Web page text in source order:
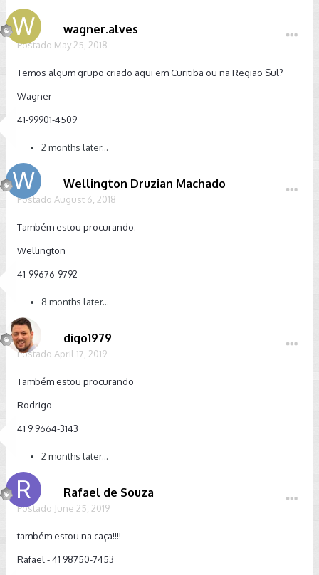
wagner.alves
Postado May 25, 2018
Temos algum grupo criado aqui em Curitiba ou na Região Sul?
Wagner
41-99901-4509
2 months later...
Wellington Druzian Machado
Postado August 6, 2018
Também estou procurando.
Wellington
41-99676-9792
8 months later...
digo1979
Postado April 17, 2019
Também estou procurando
Rodrigo
41 9 9664-3143
2 months later...
Rafael de Souza
Postado June 25, 2019
também estou na caça!!!!
Rafael - 41 98750-7453